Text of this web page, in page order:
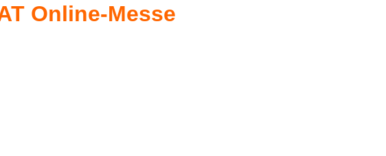
Online-Messe